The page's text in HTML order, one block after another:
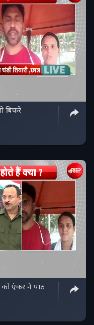
को एंकर ने पाठ